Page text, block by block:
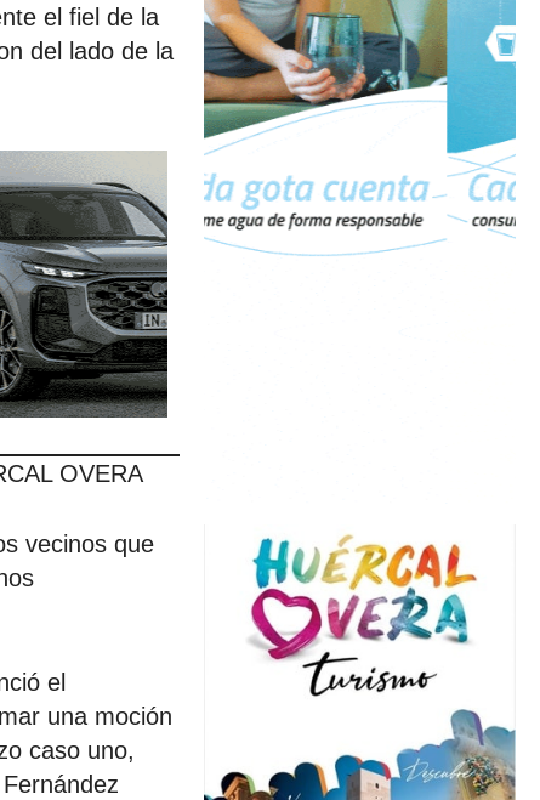
el fiel de la
del lado de la
OVERA
vecinos que
el
una moción
caso uno,